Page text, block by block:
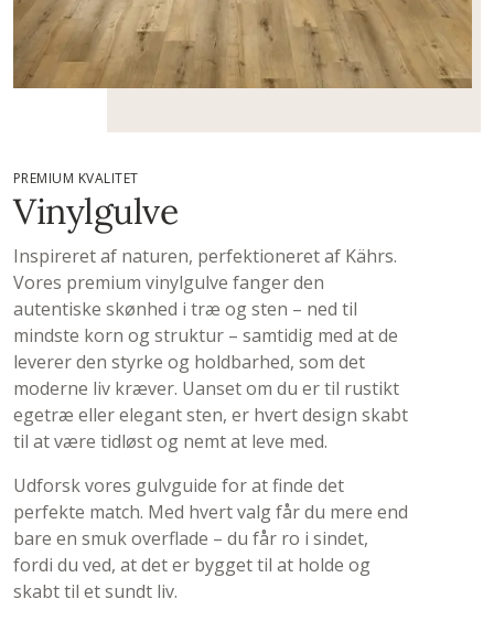
PREMIUM KVALITET
Vinylgulve
Inspireret af naturen, perfektioneret af Kährs.
Vores premium vinylgulve fanger den
autentiske skønhed i træ og sten – ned til
mindste korn og struktur – samtidig med at de
leverer den styrke og holdbarhed, som det
moderne liv kræver. Uanset om du er til rustikt
egetræ eller elegant sten, er hvert design skabt
til at være tidløst og nemt at leve med.
Udforsk vores gulvguide for at finde det
perfekte match. Med hvert valg får du mere end
bare en smuk overflade – du får ro i sindet,
fordi du ved, at det er bygget til at holde og
skabt til et sundt liv.